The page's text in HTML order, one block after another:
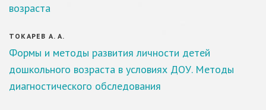
возраста
ТОКАРЕВ А. А.
Формы и методы развития личности детей
дошкольного возраста в условиях ДОУ. Методы
диагностического обследования